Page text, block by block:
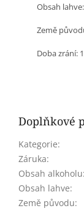
Obsah
Země
Doba zrání:
Doplňkové
Kategorie:
Záruka:
Obsah alkoholu:
Obsah lahve:
Země původu: